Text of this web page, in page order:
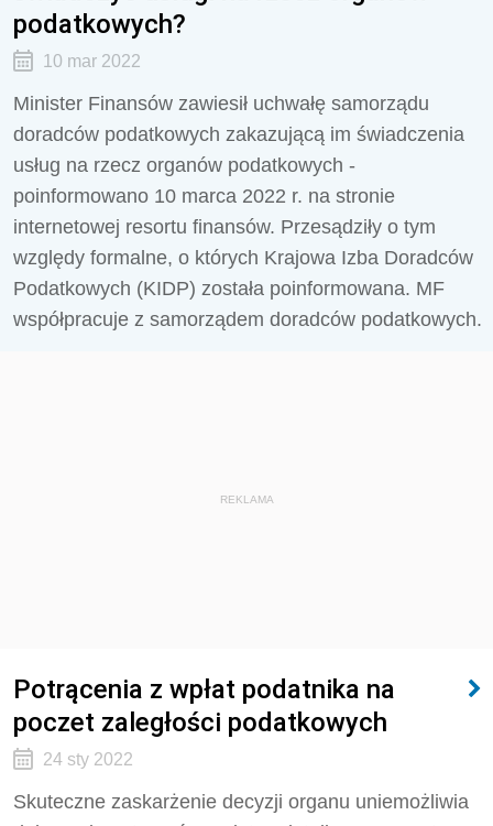
podatkowych?
10 mar 2022
Minister Finansów zawiesił uchwałę samorządu
doradców podatkowych zakazującą im świadczenia
usług na rzecz organów podatkowych -
poinformowano 10 marca 2022 r. na stronie
internetowej resortu finansów. Przesądziły o tym
względy formalne, o których Krajowa Izba Doradców
Podatkowych (KIDP) została poinformowana. MF
współpracuje z samorządem doradców podatkowych.
REKLAMA
Potrącenia z wpłat podatnika na
poczet zaległości podatkowych
24 sty 2022
Skuteczne zaskarżenie decyzji organu uniemożliwia